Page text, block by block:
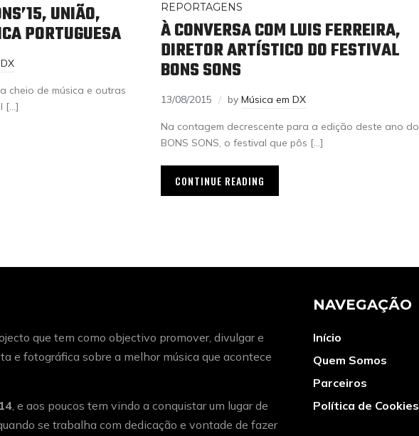
UNIÃO,
PORTUGUESA
cheio de música e outras
[…]
REPORTAGENS
À CONVERSA COM LUIS FERREIRA,
DIRETOR ARTÍSTICO DO FESTIVAL
BONS SONS
13/08/2015 by Música em DX
Na contagem decrescente para a edição deste ano do
BONS SONS, o festival que pôs […]
CONTINUE READING
que tem como objectivo promover, divulgar e
e fotográfica sobre a melhor música que acontece
, e aos poucos tem vindo a conquistar um lugar de
se trabalha com dedicação e vontade de fazer
NAVEGAÇÃO
Início
Quem Somos
Parceiros
Política de Cookies